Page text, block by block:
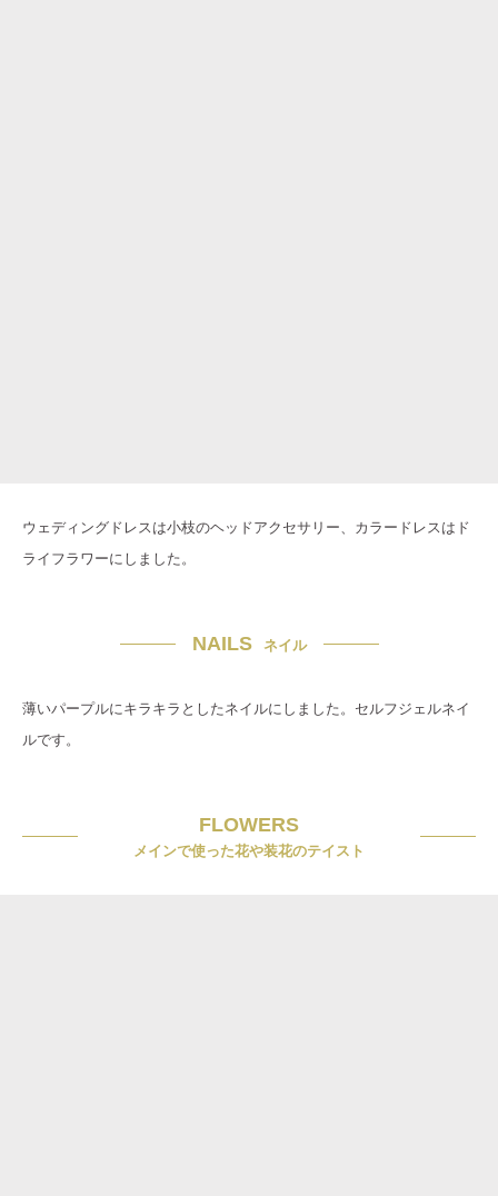
ウェディングドレスは小枝のヘッドアクセサリー、カラードレスはド
ライフラワーにしました。
NAILS ネイル
薄いパープルにキラキラとしたネイルにしました。セルフジェルネイ
ルです。
FLOWERS
メインで使った花や装花のテイスト